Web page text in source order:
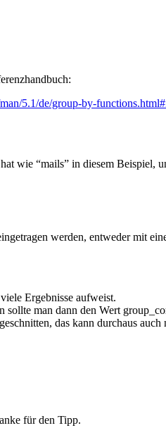
5.1/de/group-by-
wie “mails” in diesem Beispiel,
werden, entweder mit
Ergebnisse aufweist.
man dann den Wert
das kann durchaus
für den Tipp.